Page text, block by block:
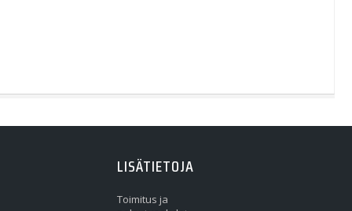
LISÄTIETOJA
Toimitus ja